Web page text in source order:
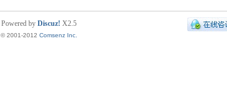
Powered by Discuz! X2.5
© 2001-2012 Comsenz Inc.